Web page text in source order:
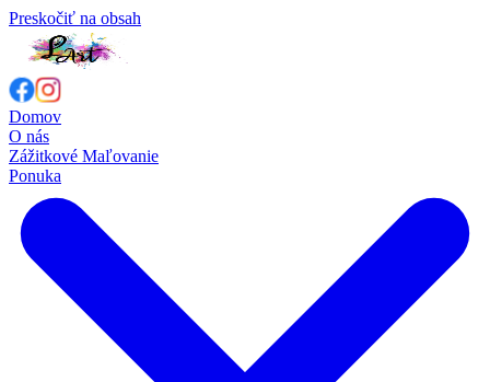
Preskočiť na obsah
Domov
O nás
Zážitkové Maľovanie
Ponuka